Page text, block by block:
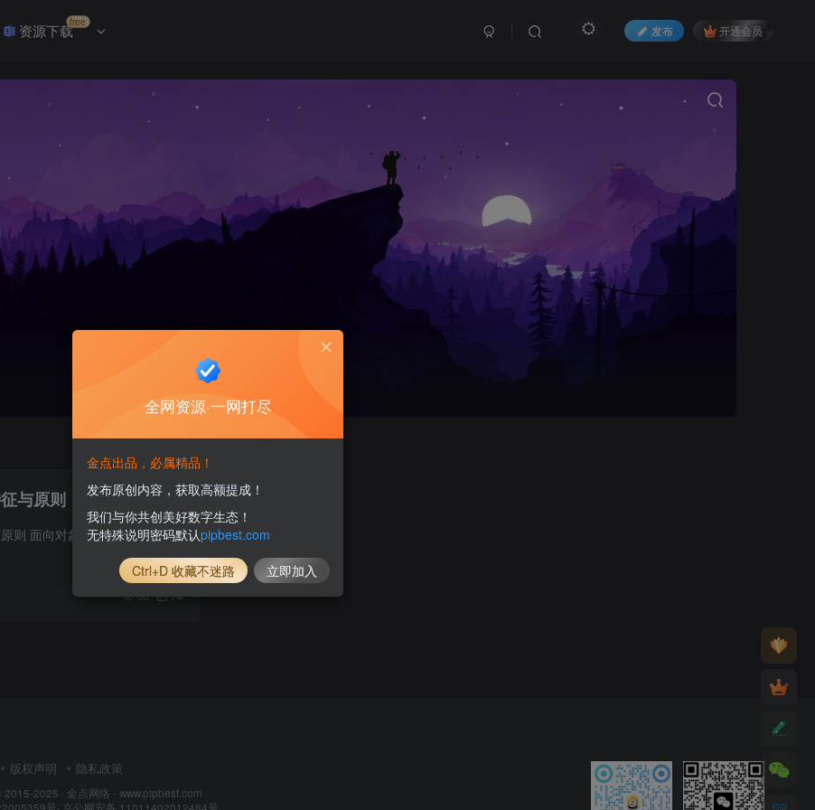
资源下载free
发布 开通会员
与原则
面向对象基本特征与原则 面向对象有三大基本特征和五大基本原则。 三大特征 封装 所谓封装（Encapsulation），也就是把客观事物封装成抽象的类，并且类可以把自己的数据和方法只让可信的类或者...
68 14
版权声明 隐私政策
2025 · 金点网络 - www.pipbest.com
号· 京公网安备 11011402012484号
全网资源·一网打尽
金点出品，必属精品！
发布原创内容，获取高额提成！
我们与你共创美好数字生态！
无特殊说明密码默认pipbest.com
Ctrl+D 收藏不迷路 立即加入